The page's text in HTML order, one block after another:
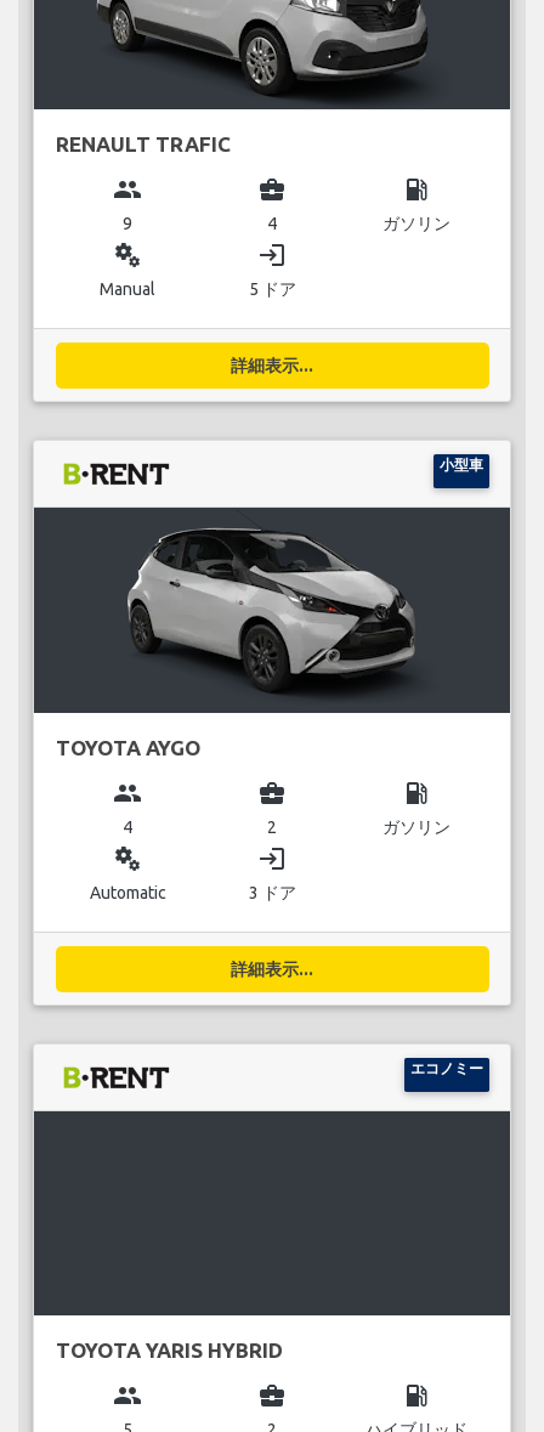
RENAULT TRAFIC
group
9
business_center
4
local_gas_station
ガソリン
miscellaneous_services
Manual
login
5 ドア
詳細表示...
小型車
TOYOTA AYGO
group
4
business_center
2
local_gas_station
ガソリン
miscellaneous_services
Automatic
login
3 ドア
詳細表示...
エコノミー
TOYOTA YARIS HYBRID
group business_center local_gas_station